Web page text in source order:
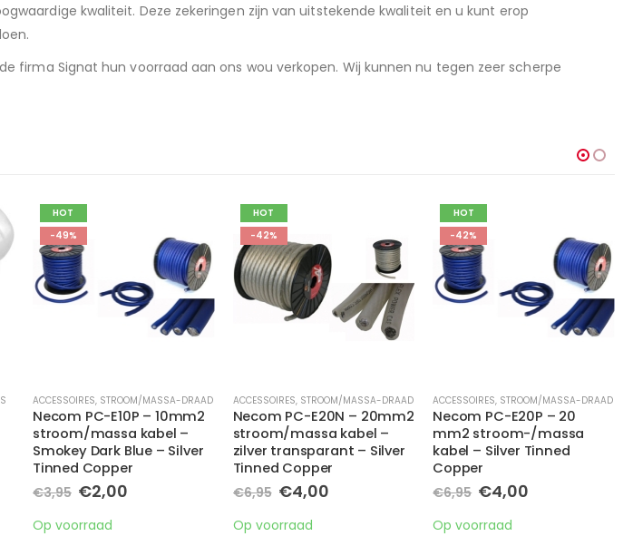
kwaliteit. Deze zekeringen zijn van uitstekende kwaliteit en u kunt erop
firma Signat hun voorraad aan ons wou verkopen. Wij kunnen nu tegen zeer scherpe
HOT
-42%
ACCESSOIRES ,STROOM/MASSA-DRAAD
Necom PC-E20N – 20mm2
stroom/massa kabel –
zilver transparant – Silver
Tinned Copper
€6,95 Oorspronkelijke
was:
€4,00
Op voorraad
HOT
-42%
ACCESSOIRES ,STROOM/MASSA-DRAAD
Necom PC-E20P – 20
mm2 stroom-/massa
kabel – Silver Tinned
Copper
€6,95 Oorspronkelijke
was:
€4,00
Op voorraad
-66%
ACCESSOIRES ,MONTAGE MATERIALEN
Caliber PT10.5 – 2x
aansluitoog 10mm2 , gat
diameter 5mm
€2,95 Oorspronkelijke
prijs
was:
€2,95.
€
prijs